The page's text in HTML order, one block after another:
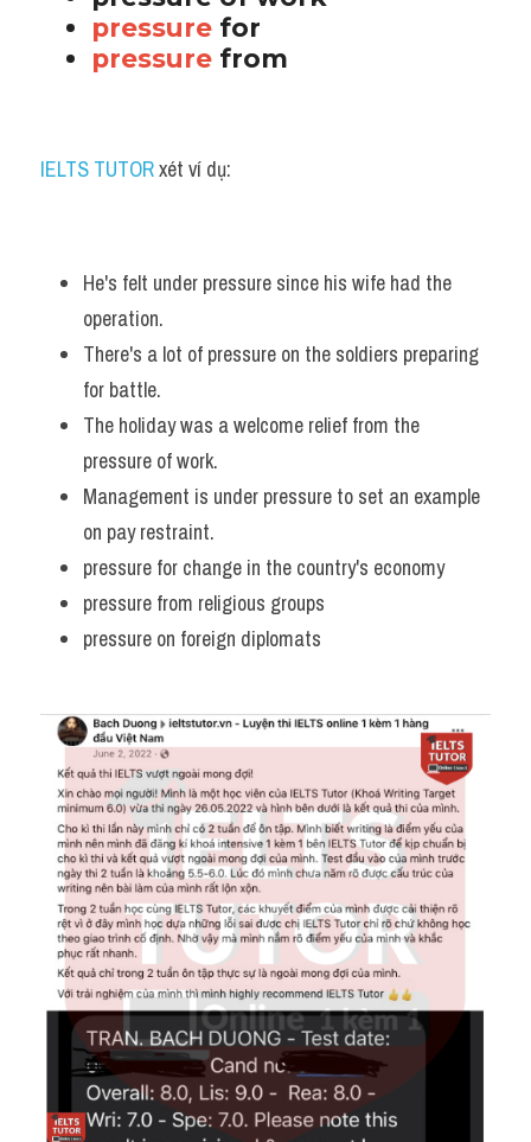
pressure for
pressure from
IELTS TUTOR xét ví dụ:
He's felt under pressure since his wife had the
operation.
There's a lot of pressure on the soldiers preparing
for battle.
The holiday was a welcome relief from the
pressure of work.
Management is under pressure to set an example
on pay restraint.
pressure for change in the country's economy
pressure from religious groups
pressure on foreign diplomats